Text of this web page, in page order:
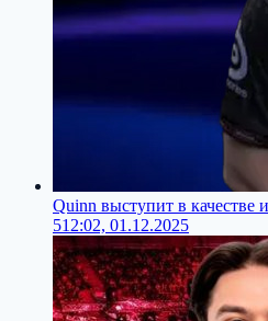
Quinn выступит в качестве
512:02, 01.12.2025